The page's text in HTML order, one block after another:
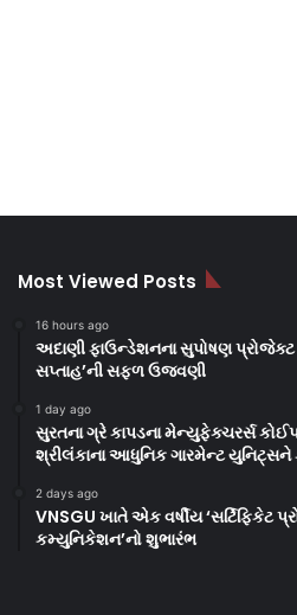
Most Viewed Posts
16 hours ago
અદાણી ફાઉન્ડેશનના સુપોષણ પ્રોજેક્ટ
સપ્તાહ’ની સફળ ઉજવણી
1 day ago
સુરતના ગ્રે કાપડના મેન્યુફેક્ચરર્સ
શ્રીલંકાના આધુનિક ગારમેન્ટ
2 days ago
VNSGU ખાતે એક વર્ષીય ‘સર્ટિફિકેટ
કમ્યુનિકેશન’નો શુભારંભ